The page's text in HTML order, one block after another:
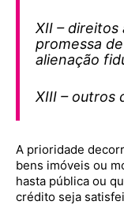
XII – direitos
promessa
alienação
XIII – outros
A prioridade
bens imóveis ou
hasta pública ou
crédito seja